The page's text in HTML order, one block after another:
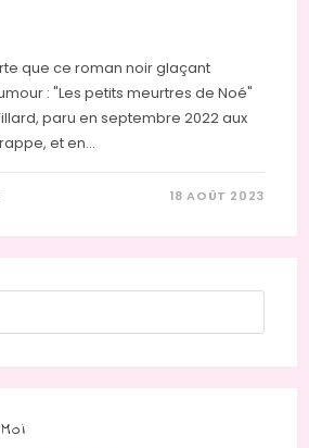
que ce roman noir glaçant
: "Les petits meurtres de Noé"
paru en septembre 2022 aux
et en…
18 AOÛT 2023